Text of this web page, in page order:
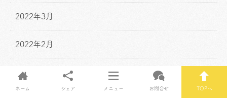
2022年3月
2022年2月
2022年1月
ホーム シェア メニュー お問合せ TOPへ